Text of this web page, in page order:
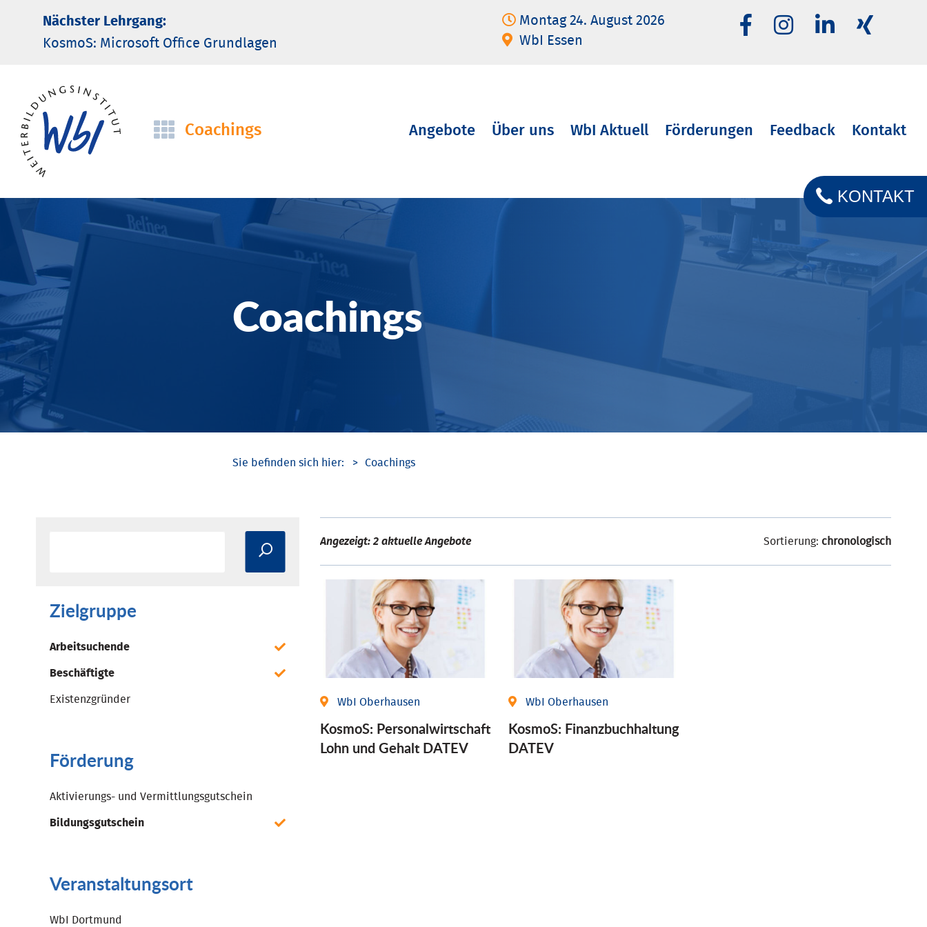
Nächster Lehrgang:
KosmoS: Microsoft Office Grund­lagen
Montag 24. August 2026
WbI Essen
Navigation
Coachings
Navigation
Angebote Über uns WbI Aktuell Förderungen Feedback Kontakt
Coachings
KONTAKT
Coachings
Zielgruppe
Arbeitsuchende
Beschäftigte
Existenzgründer
Förderung
Aktivierungs- und Vermittlungsgutschein
Bildungsgutschein
Veranstaltungsort
WbI Dortmund
Angezeigt: 2 aktuelle Angebote Sortierung: chronologisch
WbI Oberhausen
KosmoS: Personalwirtschaft
Lohn und Gehalt DATEV
WbI Oberhausen
KosmoS: Finanzbuchhaltung
DATEV